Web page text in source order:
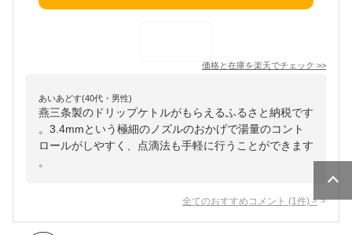
価格と在庫を楽天でチェック >>
あいあどす(40代・男性)
燕三条製のドリップケトルがもらえるふるさと納税です
。3.4mmという極細のノズルのおかげで湯量のコント
ロールがしやすく、点滴法も手軽に行うことができます
。
全てのおすすめコメント (1 件) >